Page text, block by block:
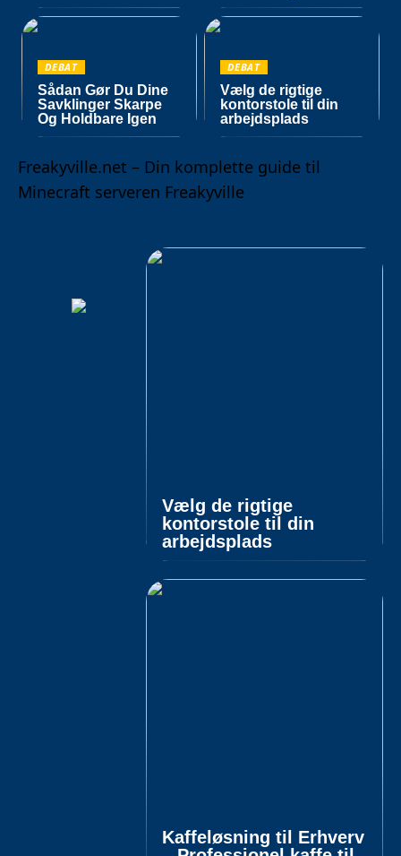
DEBAT
Sådan Gør Du Dine
Savklinger Skarpe
Og Holdbare Igen
DEBAT
Vælg de rigtige
kontorstole til din
arbejdsplads
Freakyville.net – Din komplette guide til
Minecraft serveren Freakyville
Vælg de rigtige
kontorstole til din
arbejdsplads
Kaffeløsning til Erhverv